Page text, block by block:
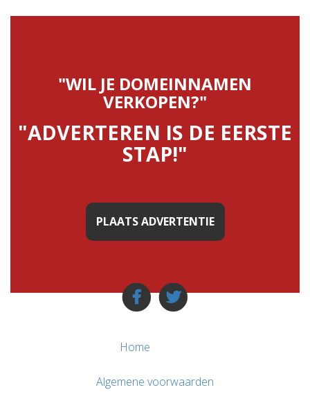
"WIL JE DOMEINNAMEN
VERKOPEN?"
"ADVERTEREN IS DE EERSTE
STAP!"
PLAATS ADVERTENTIE
Home
Algemene voorwaarden